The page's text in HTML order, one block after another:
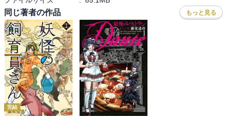
同じ著者の作品 もっと見る
完結